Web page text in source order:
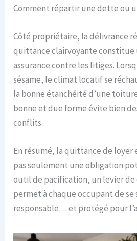
Comment répartir une dette ou
Côté propriétaire, la délivrance
quittance clairvoyante constitue
assurance contre les litiges.
sésame, le climat locatif se
la bonne étanchéité d’une
bonne et due forme évite bien
conflits.
En résumé, la quittance de loyer
pas seulement une obligation
outil de pacification, un levier de
permet à chaque occupant de
responsable… et protégé pour